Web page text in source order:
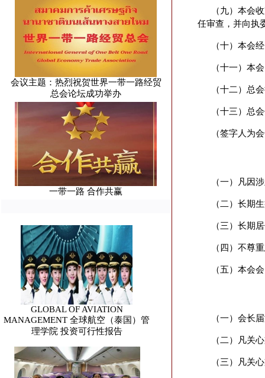
会议主题：热烈祝贺世界一带一路经贸
总会论坛成功举办
一带一路 合作共赢
GLOBAL OF AVIATION
MANAGEMENT 全球航空（泰国）管
理学院 投资可行性报告
（九）本会
任审查，并向执
（十）本会
（十一）本
（十二）总
（十三）总
（签字人为
（一）凡因
（二）长期
（三）长期
（四）不尊
（五）本会
（一）会长
（二）凡关
（三）凡关